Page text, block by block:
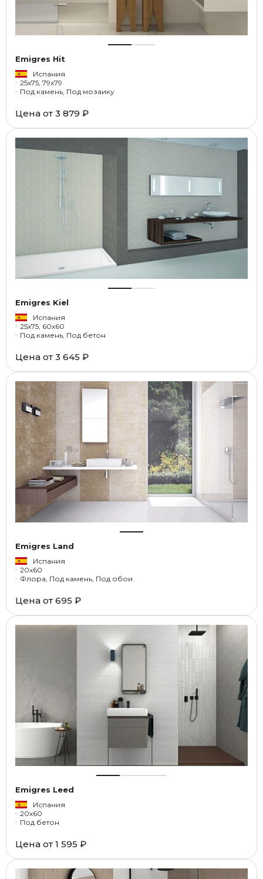
Emigres Hit
Испания
25x75, 79x79
Под камень, Под мозаику
Цена от 3 879 ₽
Emigres Kiel
Испания
25x75, 60x60
Под камень, Под бетон
Цена от 3 645 ₽
Emigres Land
Испания
20x60
Флора, Под камень, Под обои
Цена от 695 ₽
Emigres Leed
Испания
20x60
Под бетон
Цена от 1 595 ₽